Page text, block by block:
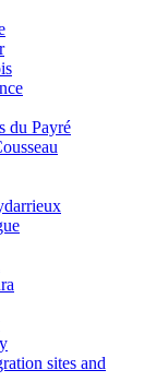
du Payré
sites and